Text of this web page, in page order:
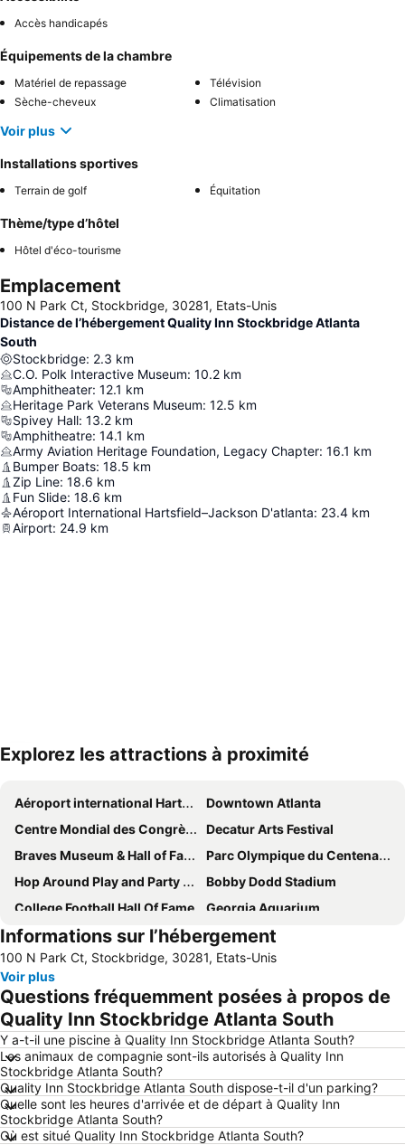
Accès handicapés
Équipements de la chambre
Matériel de repassage
Télévision
Sèche-cheveux
Climatisation
Voir plus
Installations sportives
Terrain de golf Équitation
Thème/type d’hôtel
Hôtel d'éco-tourisme
Emplacement
100 N Park Ct, Stockbridge, 30281, Etats-Unis
Distance de l’hébergement Quality Inn Stockbridge Atlanta
South
Stockbridge: 2.3 km
C.O. Polk Interactive Museum: 10.2 km
Amphitheater: 12.1 km
Heritage Park Veterans Museum: 12.5 km
Spivey Hall: 13.2 km
Amphitheatre: 14.1 km
Army Aviation Heritage Foundation, Legacy Chapter: 16.1 km
Bumper Boats: 18.5 km
Zip Line: 18.6 km
Fun Slide: 18.6 km
Aéroport International Hartsfield–Jackson D'atlanta: 23.4 km
Airport: 24.9 km
Explorez les attractions à proximité
Aéroport international Hartsfield-Jackson d'Atlanta
Downtown Atlanta
Centre Mondial des Congrès de Géorgie
Decatur Arts Festival
Braves Museum & Hall of FameTurner Field Tours
Parc Olympique du Centenaire
Hop Around Play and Party Center
Bobby Dodd Stadium
College Football Hall Of Fame
Georgia Aquarium
Peachtree Street
Brookhaven Historic District
Bliss Alanta - Midtown
Lenox Square
Fulton County Airport (Georgia)
Informations sur l’hébergement
100 N Park Ct, Stockbridge, 30281, Etats-Unis
Voir plus
Questions fréquemment posées à propos de
Quality Inn Stockbridge Atlanta South
Y a-t-il une piscine à Quality Inn Stockbridge Atlanta South?
Les animaux de compagnie sont-ils autorisés à Quality Inn
Stockbridge Atlanta South?
Quality Inn Stockbridge Atlanta South dispose-t-il d'un parking?
Quelle sont les heures d'arrivée et de départ à Quality Inn
Stockbridge Atlanta South?
Où est situé Quality Inn Stockbridge Atlanta South?